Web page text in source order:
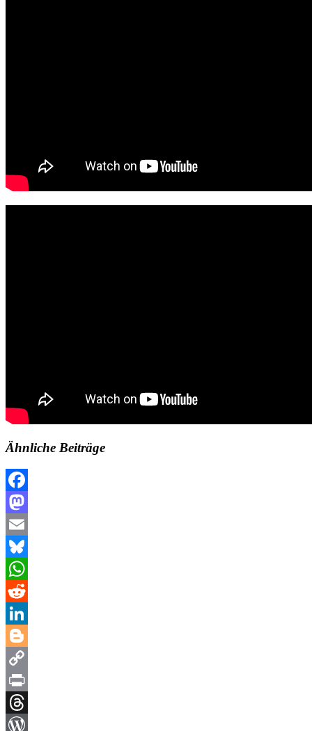
Ähnliche Beiträge
Facebook
Mastodon
Email
Bluesky
WhatsApp
Reddit
LinkedIn
Blogger
Copy
Link
Print
Threads